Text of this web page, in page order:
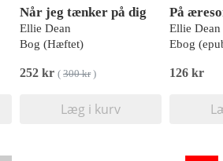
Når jeg tænker på dig
Ellie Dean
Bog (Hæftet)
252 kr ( 300 kr)
Læg i kurv
På
Ellie Dean
Ebog
126 kr